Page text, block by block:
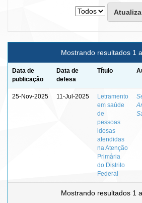
Mostrando resultados 1
Data de
publicação
Data de
defesa
Título
25-Nov-2025 11-Jul-2025
Letramento
em saúde
de
pessoas
idosas
atendidas
na Atenção
Primária
do Distrito
Federal
Mostrando resultados 1